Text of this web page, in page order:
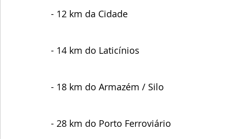
- 12 km da Cidade
- 14 km do Laticínios
- 18 km do Armazém / Silo
- 28 km do Porto Ferroviário